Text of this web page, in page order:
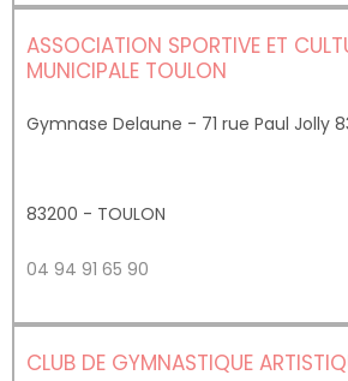
ASSOCIATION SPORTIVE ET
MUNICIPALE TOULON
Gymnase Delaune - 71 rue Paul Jolly
83200 - TOULON
04 94 91 65 90
CLUB DE GYMNASTIQUE